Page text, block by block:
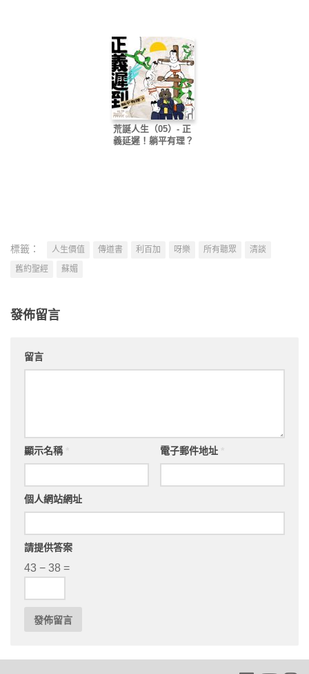
荒誕人生（05）- 正
義延遲！躺平有理？
標籤： 人生價值 傳道書 利百加 呀樂 所有聽眾
清談
舊約聖經
蘇媚
發佈留言
留言
顯示名稱 電子郵件地址
個人網站網址
請提供答案
43 − 38 =